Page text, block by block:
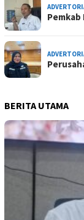
Pemkab
BERITA UTAMA